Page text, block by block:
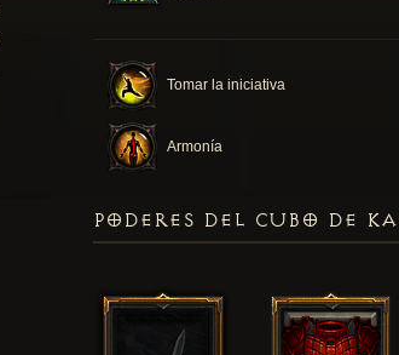
Tomar la iniciativa
Armonía
PODERES DEL CUBO DE